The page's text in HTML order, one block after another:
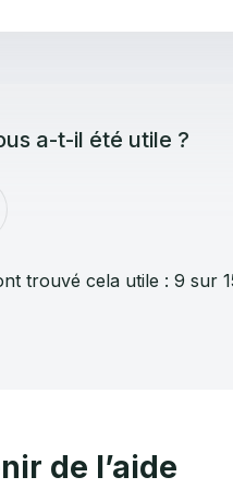
a-t-il été utile ?
trouvé cela utile : 9 sur
de l’aide